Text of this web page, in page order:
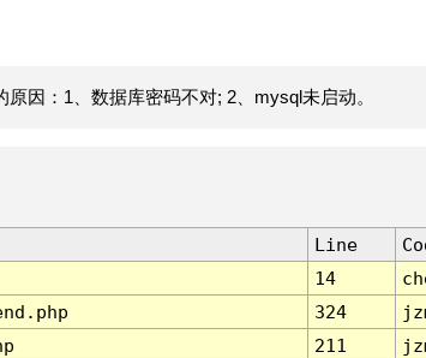
因：1、数据库密码不对; 2、mysql未启动。
Line
14
324
211